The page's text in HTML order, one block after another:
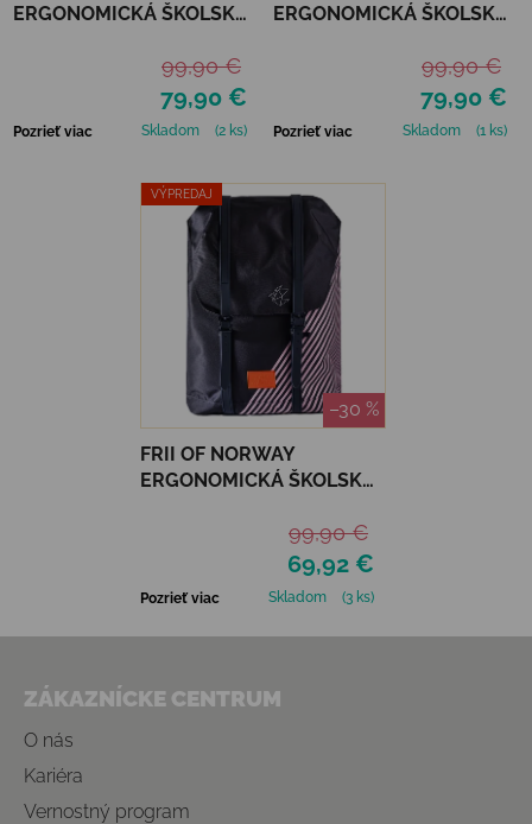
ERGONOMICKÁ ŠKOLSKÁ
79,90 €
99,90 €
Pozrieť viac Skladom (2 ks)
ERGONOMICKÁ ŠKOLSKÁ
79,90 €
99,90 €
Pozrieť viac Skladom (1 ks)
VÝPREDAJ
–30 %
FRII OF NORWAY
ERGONOMICKÁ ŠKOLSKÁ
69,92 €
99,90 €
Pozrieť viac Skladom (3 ks)
ZÁKAZNÍCKE CENTRUM
O nás
Kariéra
Vernostný program